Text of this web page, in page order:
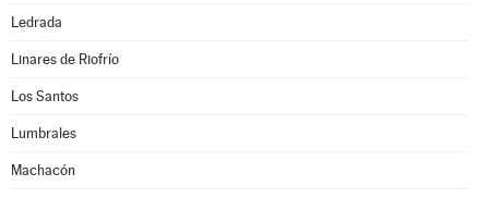
Ledrada
Linares de Riofrío
Los Santos
Lumbrales
Machacón